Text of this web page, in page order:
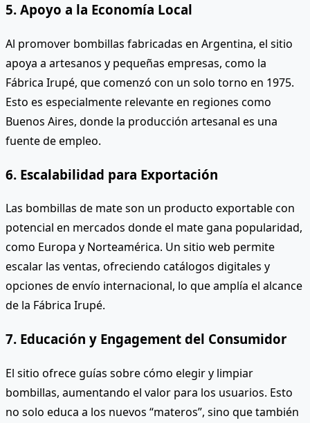
5. Apoyo a la Economía Local
Al promover bombillas fabricadas en Argentina, el sitio
apoya a artesanos y pequeñas empresas, como la
Fábrica Irupé, que comenzó con un solo torno en 1975.
Esto es especialmente relevante en regiones como
Buenos Aires, donde la producción artesanal es una
fuente de empleo.
6. Escalabilidad para Exportación
Las bombillas de mate son un producto exportable con
potencial en mercados donde el mate gana popularidad,
como Europa y Norteamérica. Un sitio web permite
escalar las ventas, ofreciendo catálogos digitales y
opciones de envío internacional, lo que amplía el alcance
de la Fábrica Irupé.
7. Educación y Engagement del Consumidor
El sitio ofrece guías sobre cómo elegir y limpiar
bombillas, aumentando el valor para los usuarios. Esto
no solo educa a los nuevos “materos”, sino que también